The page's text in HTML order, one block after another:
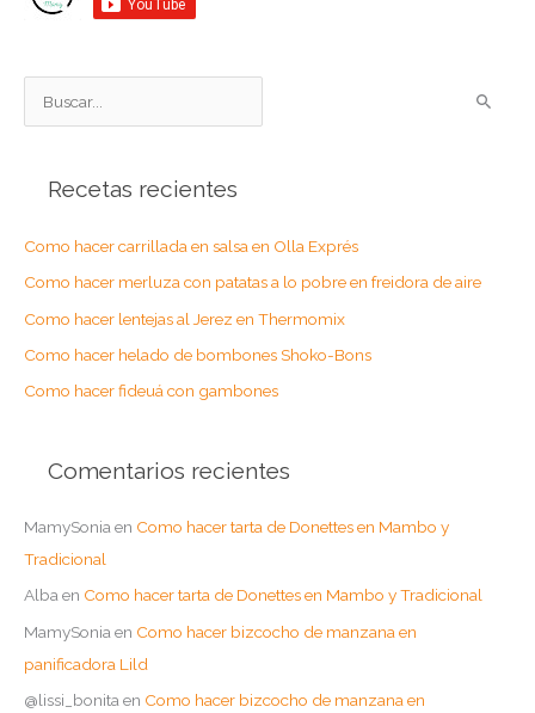
u
r
p
o
r
Recetas recientes
Como hacer carrillada en salsa en Olla Exprés
Como hacer merluza con patatas a lo pobre en freidora de aire
Como hacer lentejas al Jerez en Thermomix
Como hacer helado de bombones Shoko-Bons
Como hacer fideuá con gambones
Comentarios recientes
MamySonia en Como hacer tarta de Donettes en Mambo y
Tradicional
Albaen Como hacer tarta de Donettes en Mambo y Tradicional
MamySonia en Como hacer bizcocho de manzana en
panificadora Lild
@lissi_bonitaen Como hacer bizcocho de manzana en